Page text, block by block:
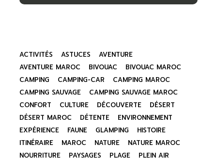
ACTIVITÉS ASTUCES
AVENTURE
AVENTURE MAROC
BIVOUAC
BIVOUAC MAROC
CAMPING
CAMPING-CAR
CAMPING MAROC
CAMPING SAUVAGE
CAMPING SAUVAGE MAROC
CONFORT
CULTURE DÉCOUVERTE
DÉSERT
DÉSERT MAROC
DÉTENTE
ENVIRONNEMENT
EXPÉRIENCE
FAUNE GLAMPING
HISTOIRE
ITINÉRAIRE
MAROC NATURE
NATURE MAROC
NOURRITURE
PAYSAGES PLAGE
PLEIN AIR